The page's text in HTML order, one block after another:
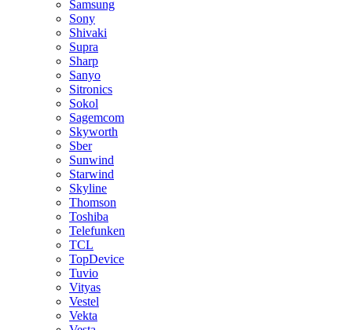
Samsung
Sony
Shivaki
Supra
Sharp
Sanyo
Sitronics
Sokol
Sagemcom
Skyworth
Sber
Sunwind
Starwind
Skyline
Thomson
Toshiba
Telefunken
TCL
TopDevice
Tuvio
Vityas
Vestel
Vekta